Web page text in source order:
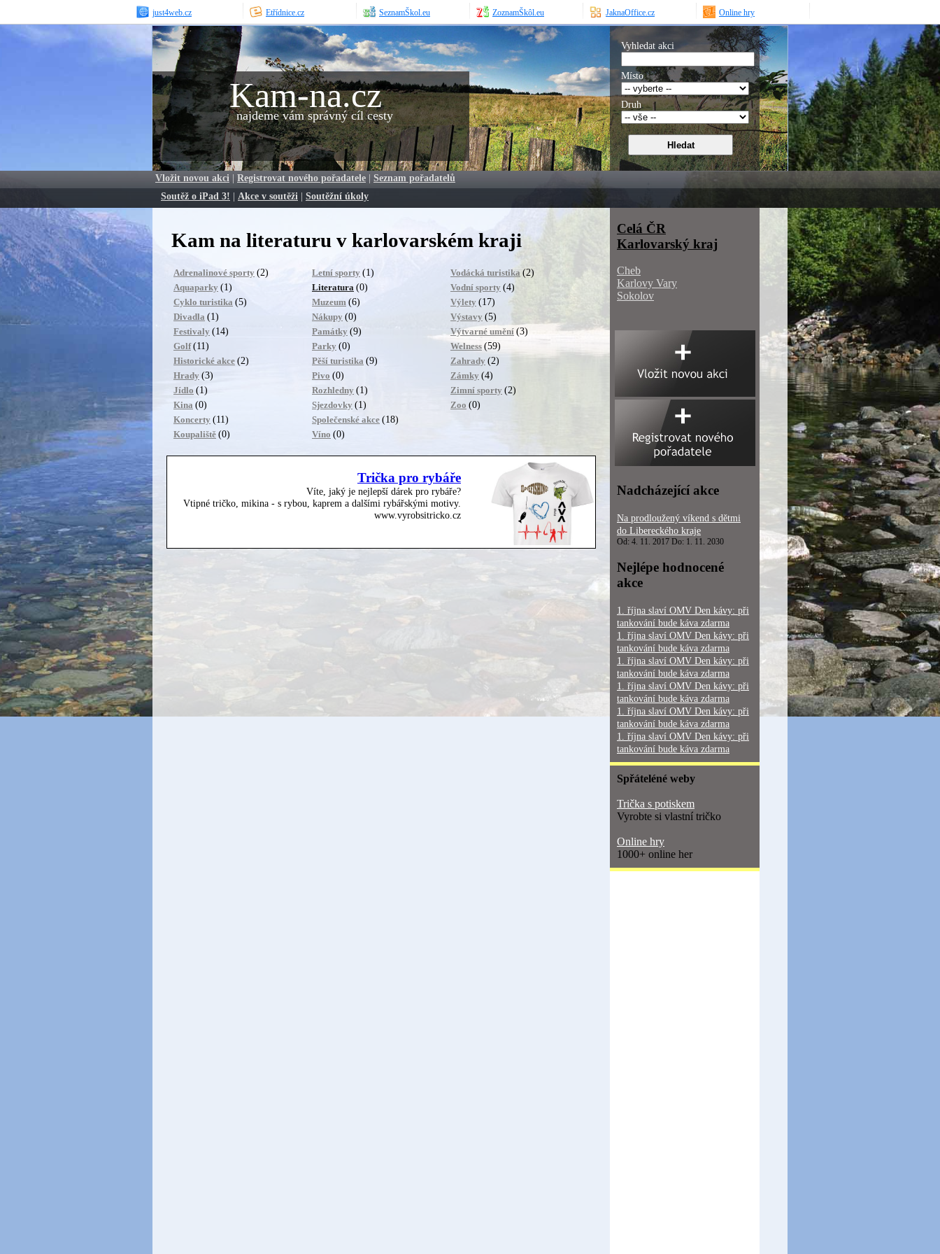
just4web.cz Etřídnice.cz SeznamŠkol.eu ZoznamŠkôl.eu JaknaOffice.cz Online hry
Kam-na.cz
najdeme vám správný cíl cesty
Vyhledat akci
Místo
Druh
Vložit novou akci | Registrovat nového pořadatele | Seznam pořadatelů
Soutěž o iPad 3! | Akce v soutěži | Soutěžní úkoly
Kam na literaturu v karlovarském kraji
Adrenalinové sporty (2)
Aquaparky (1)
Cyklo turistika (5)
Divadla (1)
Festivaly (14)
Golf (11)
Historické akce (2)
Hrady (3)
Jídlo (1)
Kina (0)
Koncerty (11)
Koupaliště (0)
Letní sporty (1)
Literatura (0)
Muzeum (6)
Nákupy (0)
Památky (9)
Parky (0)
Pěší turistika (9)
Pivo (0)
Rozhledny (1)
Sjezdovky (1)
Společenské akce (18)
Víno (0)
Vodácká turistika (2)
Vodní sporty (4)
Výlety (17)
Výstavy (5)
Výtvarné umění (3)
Welness (59)
Zahrady (2)
Zámky (4)
Zimní sporty (2)
Zoo (0)
Trička pro rybáře
Víte, jaký je nejlepší dárek pro rybáře?
Vtipné tričko, mikina - s rybou, kaprem a dalšími rybářskými motivy.
www.vyrobsitricko.cz
Celá ČR
Karlovarský kraj
Cheb
Karlovy Vary
Sokolov
Nadcházející akce
Na prodloužený víkend s dětmi
do Libereckého kraje
Od: 4. 11. 2017 Do: 1. 11. 2030
Nejlépe hodnocené
akce
1. října slaví OMV Den kávy: při
tankování bude káva zdarma
1. října slaví OMV Den kávy: při
tankování bude káva zdarma
1. října slaví OMV Den kávy: při
tankování bude káva zdarma
1. října slaví OMV Den kávy: při
tankování bude káva zdarma
1. října slaví OMV Den kávy: při
tankování bude káva zdarma
1. října slaví OMV Den kávy: při
tankování bude káva zdarma
Spřáteléné weby
Trička s potiskem
Vyrobte si vlastní tričko
Online hry
1000+ online her